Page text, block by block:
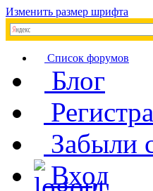
Изменить размер шрифта
Список форумов
Блог
Забыли
Вход